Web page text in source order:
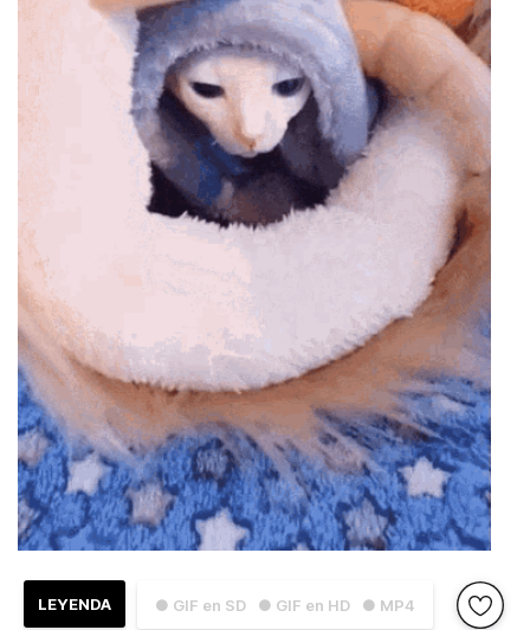
● GIF en SD ● GIF en HD ● MP4
LEYENDA